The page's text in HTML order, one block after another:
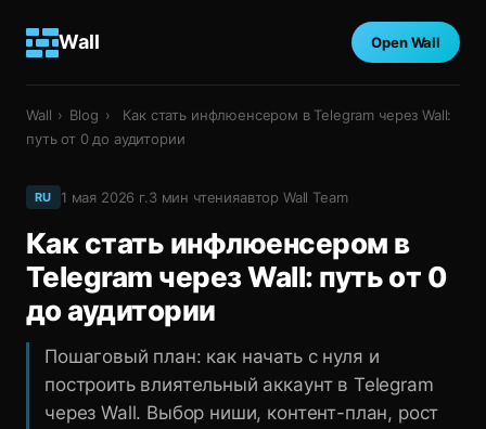
Wall Open Wall
Wall › Blog ›
Как стать инфлюенсером в Telegram через Wall:
путь от 0 до аудитории
RU 1 мая 2026 г.3 мин чтенияавтор Wall Team
Как стать инфлюенсером в
Telegram через Wall: путь от 0
до аудитории
Пошаговый план: как начать с нуля и
построить влиятельный аккаунт в Telegram
через Wall. Выбор ниши, контент-план, рост